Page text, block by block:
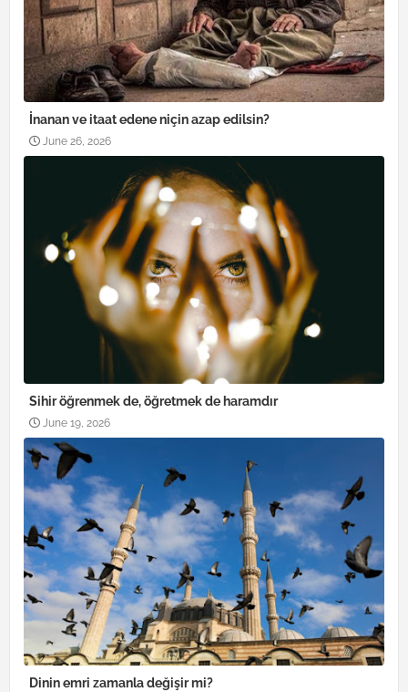
İnanan ve itaat edene niçin azap edilsin?
June 26, 2026
Sihir öğrenmek de, öğretmek de haramdır
June 19, 2026
Dinin emri zamanla değişir mi?